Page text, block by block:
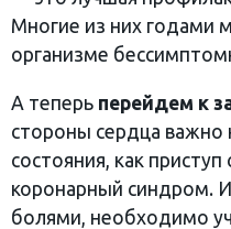
Многие из них годами
организме
А теперь перейдем к
стороны сердца важно
состояния, как
коронарный синдром.
болями, необходимо